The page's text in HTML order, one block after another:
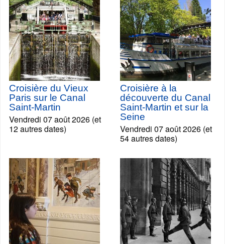
Croisière du Vieux
Paris sur le Canal
Saint-Martin
Vendredi 07 août 2026 (et
12 autres dates)
Croisière à la
découverte du Canal
Saint-Martin et sur la
Seine
Vendredi 07 août 2026 (et
54 autres dates)